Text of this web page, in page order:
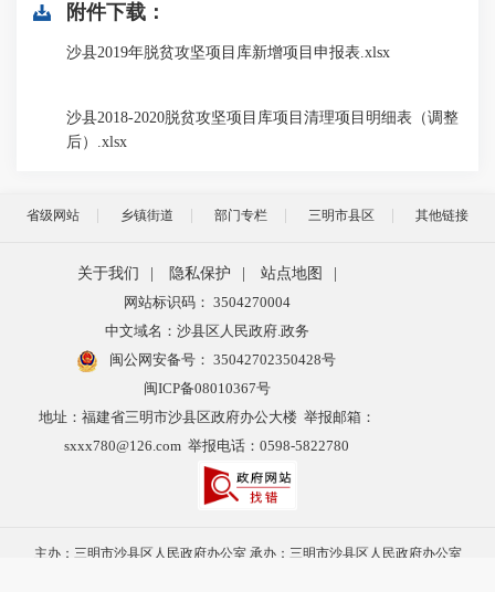
附件下载：
沙县2019年脱贫攻坚项目库新增项目申报表.xlsx
沙县2018-2020脱贫攻坚项目库项目清理项目明细表（调整
后）.xlsx
省级网站 乡镇街道 部门专栏 三明市县区 其他链接
关于我们 隐私保护 站点地图
网站标识码： 3504270004
中文域名：沙县区人民政府.政务
闽公网安备号： 35042702350428号
闽ICP备08010367号
地址：福建省三明市沙县区政府办公大楼 举报邮箱：
sxxx780@126.com 举报电话：0598-5822780
主办：三明市沙县区人民政府办公室 承办：三明市沙县区人民政府办公室